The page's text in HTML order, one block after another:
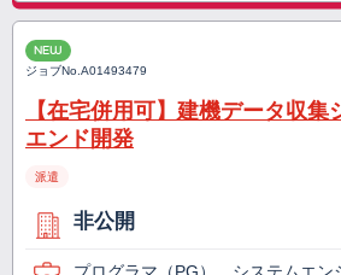
NEW
ジョブNo.A01493479
【在宅併用可】建機データ収集
エンド開発
派遣
非公開